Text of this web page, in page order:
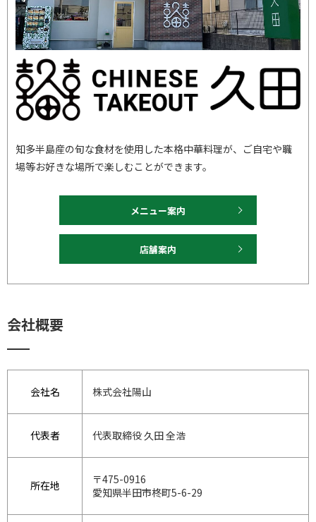
知多半島産の旬な食材を使用した本格中華料理が、ご自宅や職
場等お好きな場所で楽しむことができます。
メニュー案内
店舗案内
会社概要
会社名 株式会社陽山
代表者 代表取締役 久田 全浩
所在地
〒475-0916
愛知県半田市柊町5-6-29